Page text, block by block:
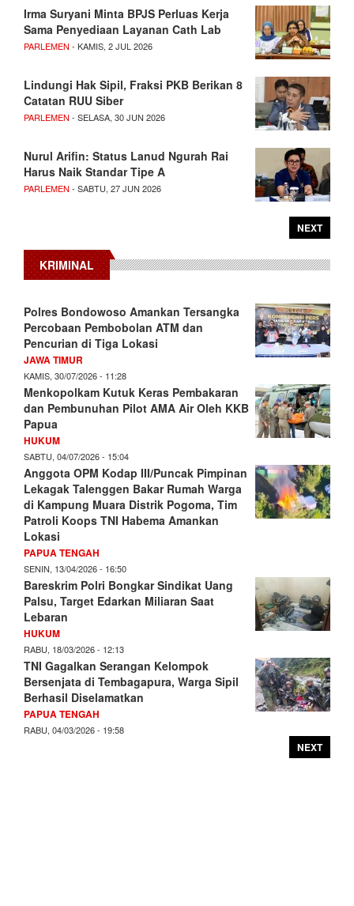
Irma Suryani Minta BPJS Perluas Kerja
Sama Penyediaan Layanan Cath Lab
PARLEMEN - KAMIS, 2 JUL 2026
Lindungi Hak Sipil, Fraksi PKB Berikan 8
Catatan RUU Siber
PARLEMEN - SELASA, 30 JUN 2026
Nurul Arifin: Status Lanud Ngurah Rai
Harus Naik Standar Tipe A
PARLEMEN - SABTU, 27 JUN 2026
NEXT
KRIMINAL
Polres Bondowoso Amankan Tersangka
Percobaan Pembobolan ATM dan
Pencurian di Tiga Lokasi
JAWA TIMUR
KAMIS, 30/07/2026 - 11:28
Menkopolkam Kutuk Keras Pembakaran
dan Pembunuhan Pilot AMA Air Oleh KKB
Papua
HUKUM
SABTU, 04/07/2026 - 15:04
Anggota OPM Kodap III/Puncak Pimpinan
Lekagak Talenggen Bakar Rumah Warga
di Kampung Muara Distrik Pogoma, Tim
Patroli Koops TNI Habema Amankan
Lokasi
PAPUA TENGAH
SENIN, 13/04/2026 - 16:50
Bareskrim Polri Bongkar Sindikat Uang
Palsu, Target Edarkan Miliaran Saat
Lebaran
HUKUM
RABU, 18/03/2026 - 12:13
TNI Gagalkan Serangan Kelompok
Bersenjata di Tembagapura, Warga Sipil
Berhasil Diselamatkan
PAPUA TENGAH
RABU, 04/03/2026 - 19:58
NEXT